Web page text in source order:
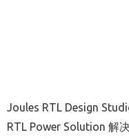
Joules RTL Design
RTL Power Solution 解